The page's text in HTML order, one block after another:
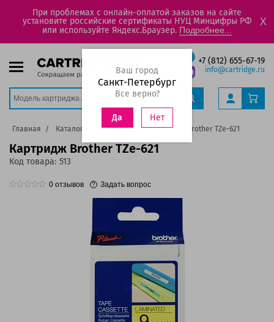
При проблемах с онлайн-оплатой заказов на сайте
установите российские сертификаты НУЦ Минцифры РФ
или используйте Яндекс.Браузер. Подробнее...
X
+7 (812) 655-67-19
info@cartridge.ru
Ваш город
Санкт-Петербург
Все верно?
Да Нет
Главная Каталог Картриджи Картридж Brother TZe-621
Картридж Brother TZe-621
Код товара: 513
0 отзывов Задать вопрос